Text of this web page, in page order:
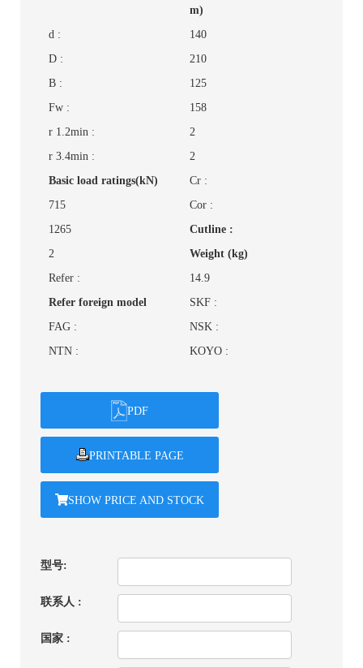
m)
d :
140
D :
210
B :
125
Fw :
158
r 1.2min :
2
r 3.4min :
2
Basic load ratings(kN)
Cr :
715
Cor :
1265
Cutline :
2
Weight (kg)
Refer :
14.9
Refer foreign model
SKF :
FAG :
NSK :
NTN :
KOYO :
PDF
PRINTABLE PAGE
SHOW PRICE AND STOCK
型号:
联系人 :
国家 :